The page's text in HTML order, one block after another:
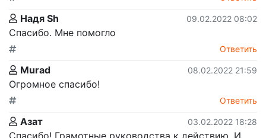
Надя Sh 09.02.2022 08:02
Спасибо. Мне помогло
Ответить
Murad 08.02.2022 21:59
Огромное спасибо!
Ответить
Азат 03.02.2022 18:28
Спасибо! Грамотные руководства к действию. И,